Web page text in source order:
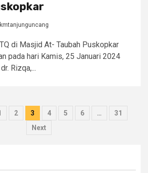
di Masjid At- Taubah Puskopkar
pada hari Kamis, 25 Januari 2024
Rizqa,...
2 3 4 5 6 …
31
Next